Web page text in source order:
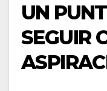
UN
SEGUIR